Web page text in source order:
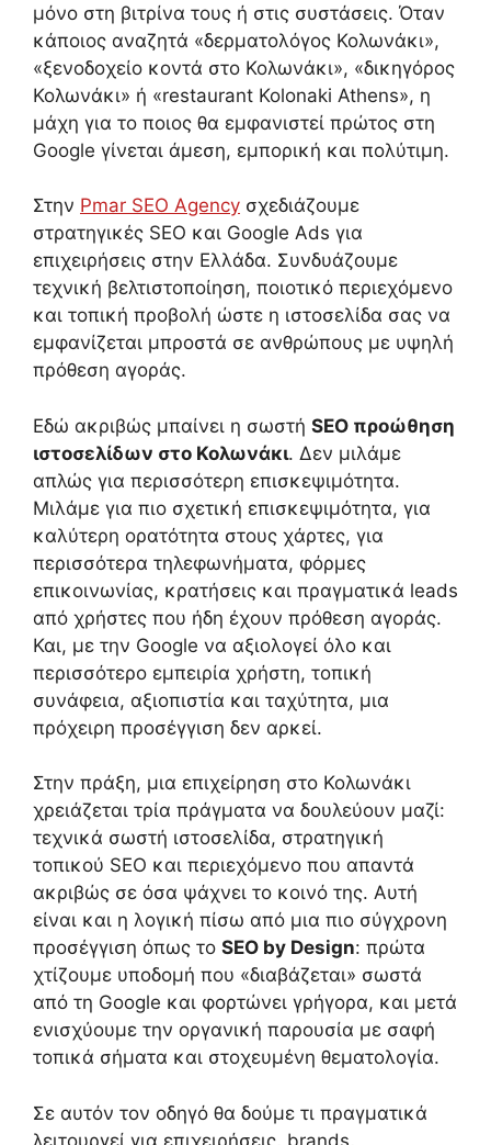
μόνο στη βιτρίνα τους ή στις συστάσεις. Όταν
κάποιος αναζητά «δερματολόγος Κολωνάκι»,
«ξενοδοχείο κοντά στο Κολωνάκι», «δικηγόρος
Κολωνάκι» ή «restaurant Kolonaki Athens», η
μάχη για το ποιος θα εμφανιστεί πρώτος στη
Google γίνεται άμεση, εμπορική και πολύτιμη.
Στην Pmar SEO Agency σχεδιάζουμε
στρατηγικές SEO και Google Ads για
επιχειρήσεις στην Ελλάδα. Συνδυάζουμε
τεχνική βελτιστοποίηση, ποιοτικό περιεχόμενο
και τοπική προβολή ώστε η ιστοσελίδα σας να
εμφανίζεται μπροστά σε ανθρώπους με υψηλή
πρόθεση αγοράς.
Εδώ ακριβώς μπαίνει η σωστή SEO προώθηση
ιστοσελίδων στο Κολωνάκι. Δεν μιλάμε
απλώς για περισσότερη επισκεψιμότητα.
Μιλάμε για πιο σχετική επισκεψιμότητα, για
καλύτερη ορατότητα στους χάρτες, για
περισσότερα τηλεφωνήματα, φόρμες
επικοινωνίας, κρατήσεις και πραγματικά leads
από χρήστες που ήδη έχουν πρόθεση αγοράς.
Και, με την Google να αξιολογεί όλο και
περισσότερο εμπειρία χρήστη, τοπική
συνάφεια, αξιοπιστία και ταχύτητα, μια
πρόχειρη προσέγγιση δεν αρκεί.
Στην πράξη, μια επιχείρηση στο Κολωνάκι
χρειάζεται τρία πράγματα να δουλεύουν μαζί:
τεχνικά σωστή ιστοσελίδα, στρατηγική
τοπικού SEO και περιεχόμενο που απαντά
ακριβώς σε όσα ψάχνει το κοινό της. Αυτή
είναι και η λογική πίσω από μια πιο σύγχρονη
προσέγγιση όπως το SEO by Design: πρώτα
χτίζουμε υποδομή που «διαβάζεται» σωστά
από τη Google και φορτώνει γρήγορα, και μετά
ενισχύουμε την οργανική παρουσία με σαφή
τοπικά σήματα και στοχευμένη θεματολογία.
Σε αυτόν τον οδηγό θα δούμε τι πραγματικά
λειτουργεί για επιχειρήσεις, brands,